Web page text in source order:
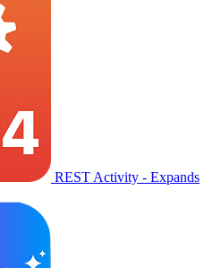
REST Activity - Expands